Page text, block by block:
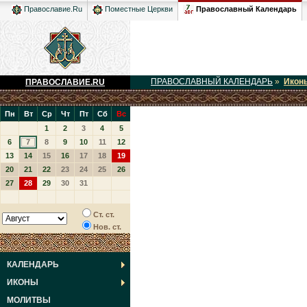
Православие.Ru Поместные Церкви Православный Календарь
ПРАВОСЛАВИЕ.RU ПРАВОСЛАВНЫЙ КАЛЕНДАРЬ »
Пн Вт Ср Чт Пт Сб
Вс
1
2 3 4
5
6
7 8 9 10 11
12
13
14 15 16 17 18
19
20
21 22 23 24 25
26
27
28 29 30 31
Ст. ст.
Нов. ст.
КАЛЕНДАРЬ
ИКОНЫ
МОЛИТВЫ